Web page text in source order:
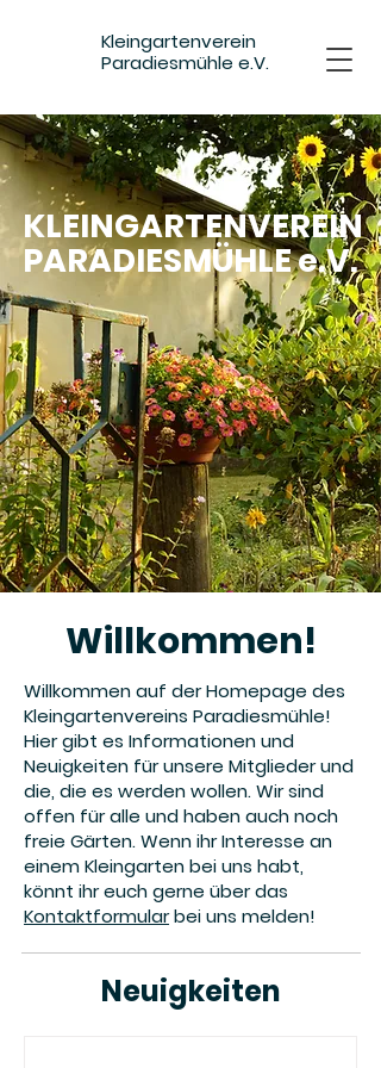
Kleingartenverein
Paradiesmühle e.V.
KLEINGARTENVEREIN
PARADIESMÜHLE e.V.
Willkommen!
Willkommen auf der Homepage des
Kleingartenvereins Paradiesmühle!
Hier gibt es Informationen und
Neuigkeiten für unsere Mitglieder und
die, die es werden wollen. Wir sind
offen für alle und haben auch noch
freie Gärten. Wenn ihr Interesse an
einem Kleingarten bei uns habt,
könnt ihr euch gerne über das
Kontaktformularbei uns melden!
Neuigkeiten